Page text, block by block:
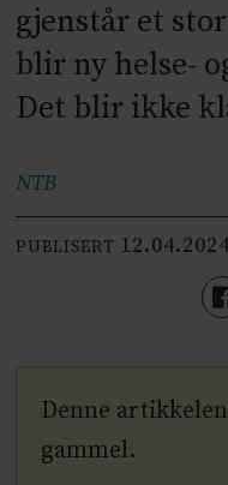
gjenstår et
blir ny helse-
Det blir ikke
NTB
PUBLISERT
Denne
gammel.